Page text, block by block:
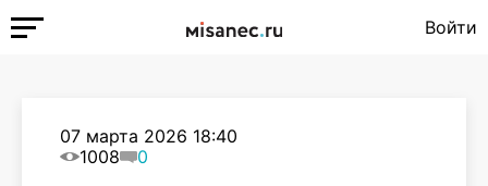
Войти
07 марта 2026 18:40
1008
0